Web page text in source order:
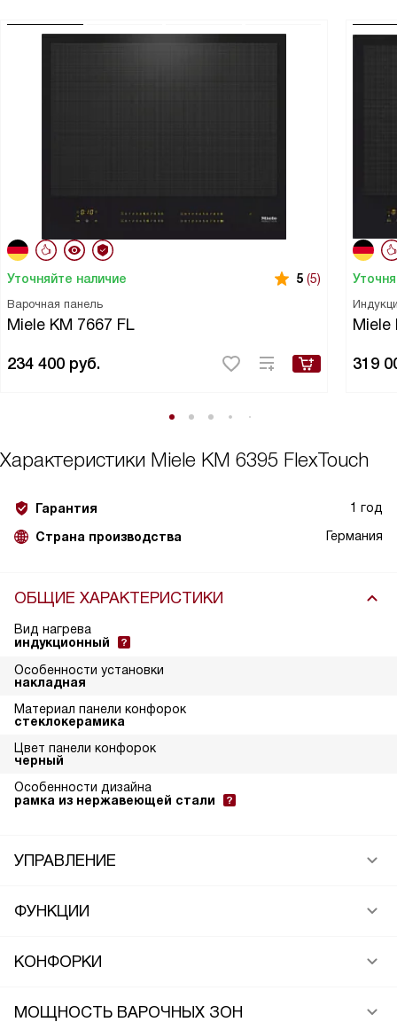
Уточняйте наличие 5 (5)
Варочная панель
Miele KM 7667 FL
234 400 руб.
Miele
319
Характеристики Miele KM 6395 FlexTouch
Гарантия 1 год
Страна производства Германия
ОБЩИЕ ХАРАКТЕРИСТИКИ
Вид нагрева
индукционный
Особенности установки
накладная
Материал панели конфорок
стеклокерамика
Цвет панели конфорок
черный
Особенности дизайна
рамка из нержавеющей стали
УПРАВЛЕНИЕ
ФУНКЦИИ
КОНФОРКИ
МОЩНОСТЬ ВАРОЧНЫХ ЗОН